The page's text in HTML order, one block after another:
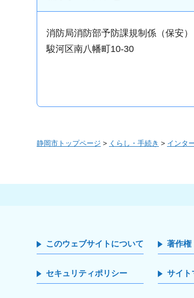
消防局消防部予防課規制係（保安）
駿河区南八幡町10-30
静岡市トップページ > くらし・手続き > インタ
このウェブサイトについて 著作権
セキュリティポリシー サイト